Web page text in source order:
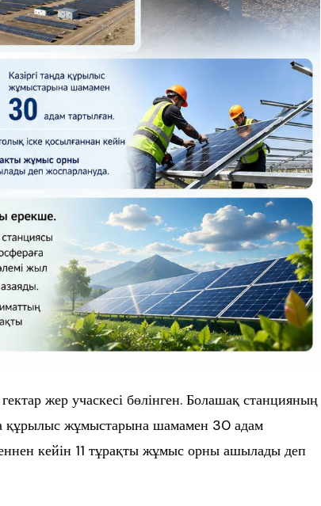
жер учаскесі бөлінген. Болашақ станцияның
құрылыс жұмыстарына шамамен 30 адам
кейін 11 тұрақты жұмыс орны ашылады деп